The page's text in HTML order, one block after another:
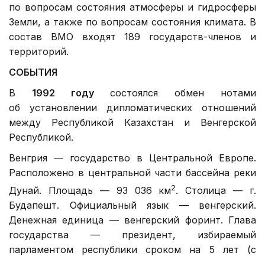
по вопросам состояния атмосферы и гидросферы
Земли, а также по вопросам состояния климата. В
состав ВМО входят 189 государств-членов и
территорий.
СОБЫТИЯ
В 1992 годусостоялся обмен нотами
об установлении дипломатических отношений
между Республикой Казахстан и Венгерской
Республикой.
Венгрия — государство в Центральной Европе.
Расположено в центральной части бассейна реки
Дунай. Площадь — 93 036 км2. Столица — г.
Будапешт. Официальный язык — венгерский.
Денежная единица — венгерский форинт. Глава
государства — президент, избираемый
парламентом республики сроком на 5 лет (с